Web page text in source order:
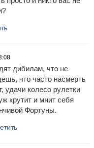
дибилам, что не
что часто насмерть
удачи колесо рулетки
крутит и мнит себя
Фортуны.